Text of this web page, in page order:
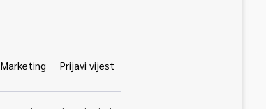
Marketing Prijavi vijest